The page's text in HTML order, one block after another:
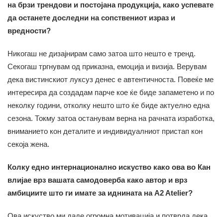
на брзи трендови и постојана продукција, како успевате
да останете доследни на сопствениот израз и
вредности?
Никогаш не дизајнирам само затоа што нешто е тренд.
Секогаш тргнувам од приказна, емоција и визија. Верувам
дека вистинскиот луксуз денес е автентичноста. Повеќе ме
интересира да создадам парче кое ќе биде запаметено и по
неколку години, отколку нешто што ќе биде актуелно една
сезона. Токму затоа останувам верна на рачната изработка,
вниманието кон деталите и индивидуалниот пристап кон
секоја жена.
Колку едно интернационално искуство како ова во Кан
влијае врз вашата самодоверба како автор и врз
амбициите што ги имате за иднината на A2 Atelier?